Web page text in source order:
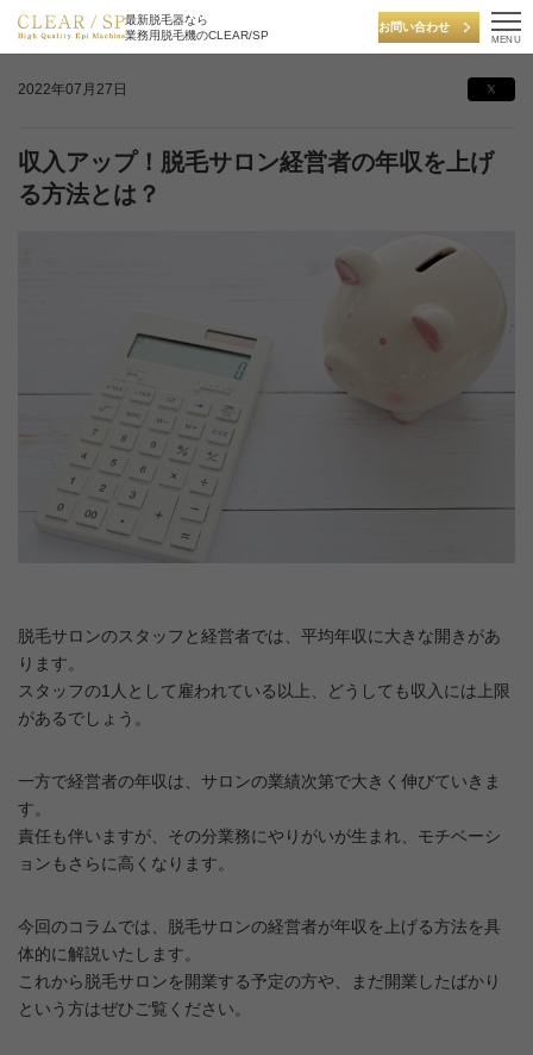
最新脱毛器なら
業務用脱毛機のCLEAR/SP
お問い合わせ
MENU
2022年07月27日
収入アップ！脱毛サロン経営者の年収を上げ
る方法とは？
脱毛サロンのスタッフと経営者では、平均年収に大きな開きがあ
ります。
スタッフの1人として雇われている以上、どうしても収入には上限
があるでしょう。
一方で経営者の年収は、サロンの業績次第で大きく伸びていきま
す。
責任も伴いますが、その分業務にやりがいが生まれ、モチベーシ
ョンもさらに高くなります。
今回のコラムでは、脱毛サロンの経営者が年収を上げる方法を具
体的に解説いたします。
これから脱毛サロンを開業する予定の方や、まだ開業したばかり
という方はぜひご覧ください。